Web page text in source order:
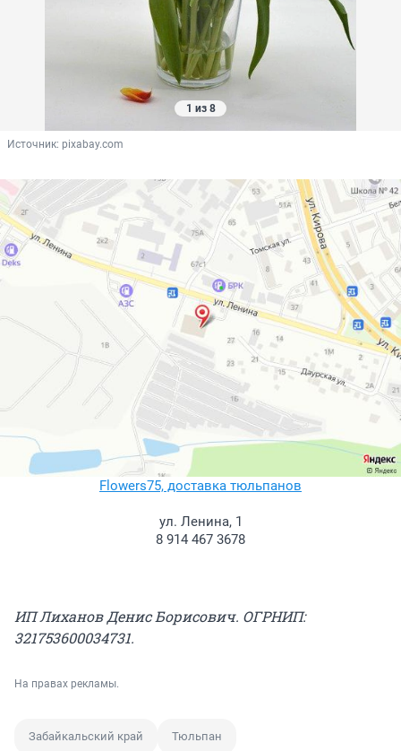
1 из 8
Источник: pixabay.com
Flowers75, доставка тюльпанов
ул. Ленина, 1
8 914 467 3678
ИП Лиханов Денис Борисович. ОГРНИП:
321753600034731.
На правах рекламы.
Забайкальский край Тюльпан